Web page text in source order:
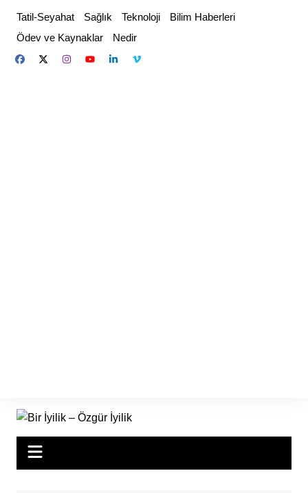
content
Tatil-Seyahat Sağlık Teknoloji
Bilim Haberleri
Ödev ve Kaynaklar
Nedir